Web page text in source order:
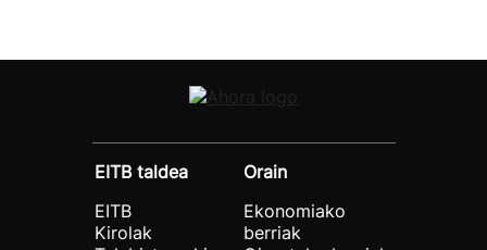
EITB taldea
EITB
Kirolak
Orain
Ekonomiako
berriak